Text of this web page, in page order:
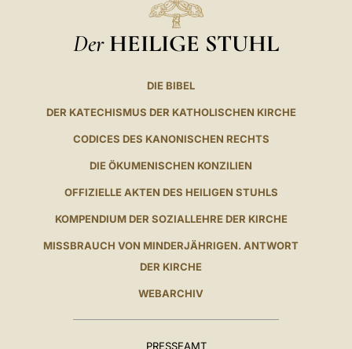
Der HEILIGE STUHL
DIE BIBEL
DER KATECHISMUS DER KATHOLISCHEN KIRCHE
CODICES DES KANONISCHEN RECHTS
DIE ÖKUMENISCHEN KONZILIEN
OFFIZIELLE AKTEN DES HEILIGEN STUHLS
KOMPENDIUM DER SOZIALLEHRE DER KIRCHE
MISSBRAUCH VON MINDERJÄHRIGEN. ANTWORT
DER KIRCHE
WEBARCHIV
PRESSEAMT